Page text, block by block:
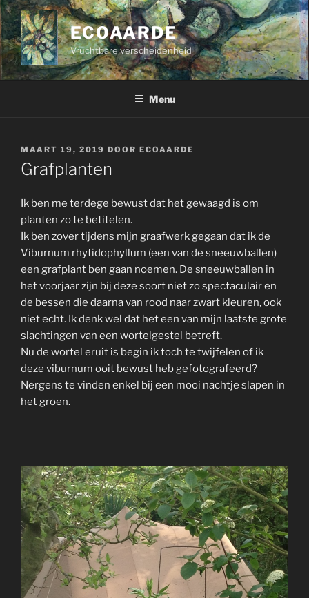
Ga
naar
de
inhoud
ECOAARDE
Vruchtbare verscheidenheid
Menu
GEPLAATST
OP
MAART 19, 2019 DOOR ECOAARDE
Grafplanten
Ik ben me terdege bewust dat het gewaagd is om
planten zo te betitelen.
Ik ben zover tijdens mijn graafwerk gegaan dat ik de
Viburnum rhytidophyllum (een van de sneeuwballen)
een grafplant ben gaan noemen. De sneeuwballen in
het voorjaar zijn bij deze soort niet zo spectaculair en
de bessen die daarna van rood naar zwart kleuren, ook
niet echt. Ik denk wel dat het een van mijn laatste grote
slachtingen van een wortelgestel betreft.
Nu de wortel eruit is begin ik toch te twijfelen of ik
deze viburnum ooit bewust heb gefotografeerd?
Nergens te vinden enkel bij een mooi nachtje slapen in
het groen.